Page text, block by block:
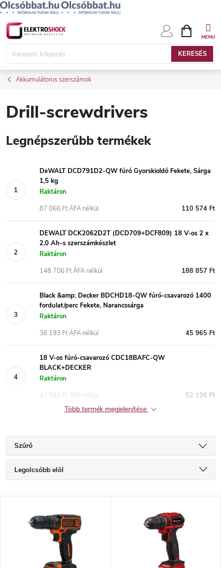
Ugrás
KERESÉS
KOSÁR
Akkumulátoros szerszámok
Drill-screwdrivers
Legnépszerűbb termékek
DeWALT DCD791D2-QW fúró Gyorskioldó Fekete, Sárga
1,5 kg
Raktáron
110 574 Ft
87 066 Ft ÁFA nélkül
DEWALT DCK2062D2T (DCD709+DCF809) 18 V-os 2 x
2,0 Ah-s szerszámkészlet
Raktáron
188 857 Ft
148 706 Ft ÁFA nélkül
Black &amp; Decker BDCHD18-QW fúró-csavarozó 1400
fordulat/perc Fekete, Narancssárga
Raktáron
45 965 Ft
36 193 Ft ÁFA nélkül
18 V-os fúró-csavarozó CDC18BAFC-QW
BLACK+DECKER
Raktáron
52 126 Ft
41 044 Ft ÁFA nélkül
Több termék megjelenítése
Szűrő
T
e
Legolcsóbb elöl
ABC szerint